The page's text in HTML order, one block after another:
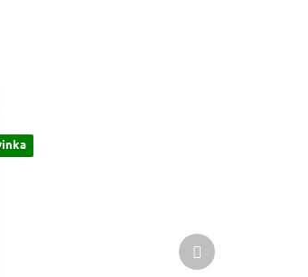
Další
produkt